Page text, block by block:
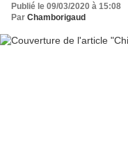
Publié le 09/03/2020 à 15:08
Par Chamborigaud